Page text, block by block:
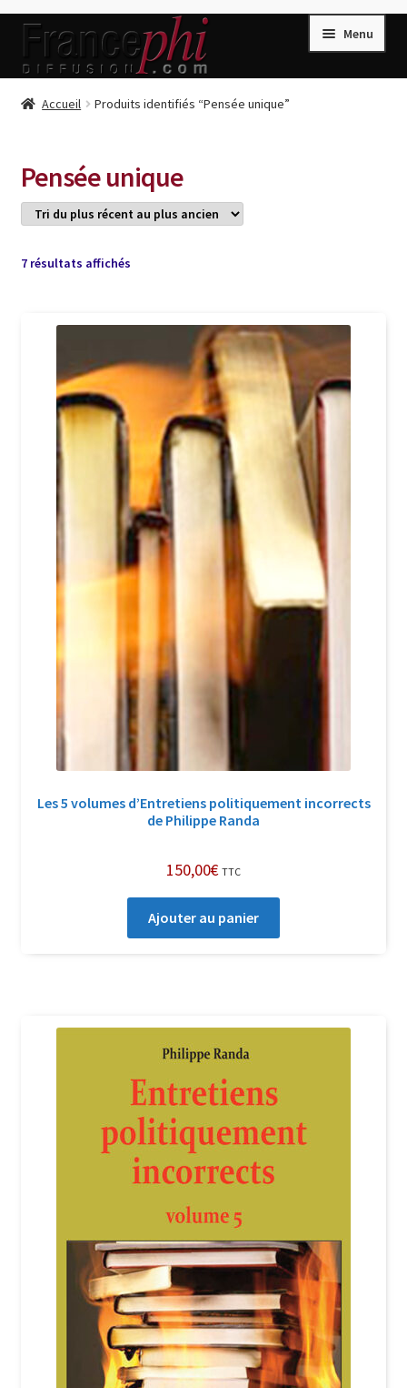
Aller
la
Aller
contenu
Menu
Accueil
Conditions de Vente
Connection
Listes d’Envies
Livres de Peter Randa
Livres de Philippe Randa
Login Customizer
Newsletter
Nous Contacter
Politique de confidentialité et cookies
Qui sommes-nous ?
Soutien à Philippe Randa
Suivi de la Commande
Accueil Produits identifiés “Pensée unique”
Pensée unique
7 résultats affichésTrié
récent
plus
ancien
Les 5 volumes d’Entretiens politiquement incorrects
de Philippe Randa
150,00€ TTC
Ajouter au panier